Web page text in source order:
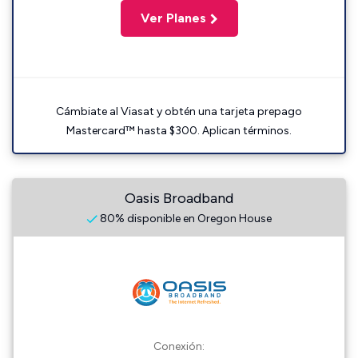
Ver Planes
Cámbiate al Viasat y obtén una tarjeta prepago
Mastercard™ hasta $300. Aplican términos.
Oasis Broadband
80% disponible en Oregon House
Conexión: